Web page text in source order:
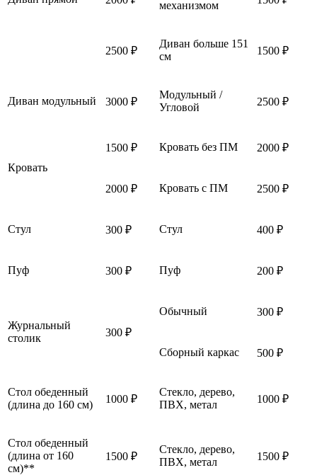
механизмом
2500 ₽
Диван больше 151
см
1500 ₽
Диван модульный 3000 ₽
Модульный /
Угловой
2500 ₽
Кровать
1500 ₽ Кровать без ПМ 2000 ₽
2000 ₽ Кровать с ПМ 2500 ₽
Стул 300 ₽ Стул 400 ₽
Пуф 300 ₽ Пуф 200 ₽
Журнальный
столик
300 ₽
Обычный 300 ₽
Сборный каркас 500 ₽
Стол обеденный
(длина до 160 см)
1000 ₽
Стекло, дерево,
ПВХ, метал
1000 ₽
Стол обеденный
(длина от 160
см)**
1500 ₽
Стекло, дерево,
ПВХ, метал
1500 ₽